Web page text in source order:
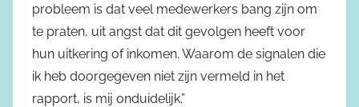
probleem is dat veel medewerkers bang zijn om
te praten, uit angst dat dit gevolgen heeft voor
hun uitkering of inkomen. Waarom de signalen die
ik heb doorgegeven niet zijn vermeld in het
rapport, is mij onduidelijk.”